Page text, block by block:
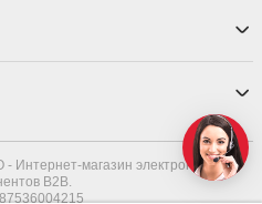
Интернет-магазин электронных
B2B.